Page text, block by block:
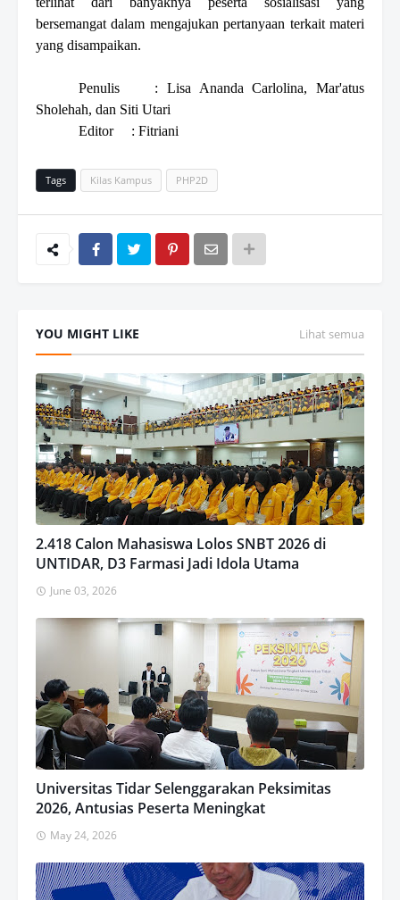
bersemangat dalam mengajukan pertanyaan terkait materi
yang disampaikan.
Penulis
: Lisa Ananda Carlolina, Mar'atus
Sholehah, dan Siti Utari
Editor
: Fitriani
Tags Kilas Kampus PHP2D
YOU MIGHT LIKE Lihat semua
2.418 Calon Mahasiswa Lolos SNBT 2026 di
UNTIDAR, D3 Farmasi Jadi Idola Utama
June 03, 2026
Universitas Tidar Selenggarakan Peksimitas
2026, Antusias Peserta Meningkat
May 24, 2026